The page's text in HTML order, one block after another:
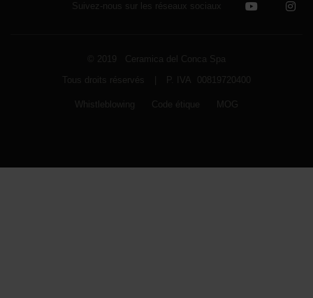
Suivez-nous sur les réseaux sociaux
© 2019 Ceramica del Conca Spa
Tous droits réservés
P. IVA 00819720400
Whistleblowing Code étique MOG